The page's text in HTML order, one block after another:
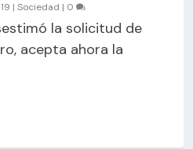
|Sociedad | 0
la solicitud de
acepta ahora la